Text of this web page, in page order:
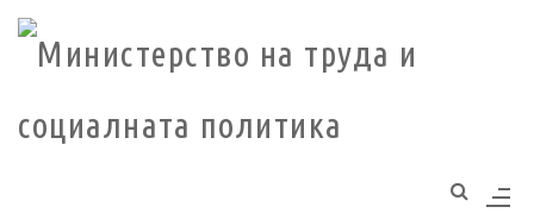
обърнете